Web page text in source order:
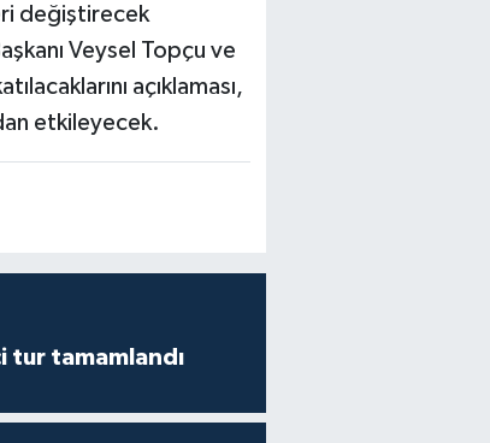
değiştirecek
Veysel Topçu ve
açıklaması,
etkileyecek.
tur tamamlandı